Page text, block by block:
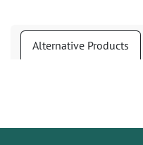
Alternative Products